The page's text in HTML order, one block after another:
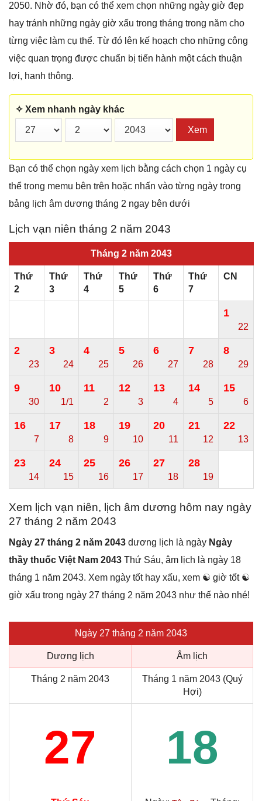
2050. Nhờ đó, bạn có thể xem chọn những ngày giờ đẹp
hay tránh những ngày giờ xấu trong tháng trong năm cho
từng việc làm cụ thể. Từ đó lên kế hoạch cho những công
việc quan trọng được chuẩn bị tiến hành một cách thuận
lợi, hanh thông.
✧ Xem nhanh ngày khác
Xem
Bạn có thể chọn ngày xem lịch bằng cách chọn 1 ngày cụ
thể trong memu bên trên hoặc nhấn vào từng ngày trong
bảng lịch âm dương tháng 2 ngay bên dưới
Lịch vạn niên tháng 2 năm 2043
Tháng 2 năm 2043
Thứ
2
Thứ
3
Thứ
4
Thứ
5
Thứ
6
Thứ
7
CN
1
22
2
23
3
24
4
25
5
26
6
27
7
28
8
29
9
30
10
1/1
11
2
12
3
13
4
14
5
15
6
16
7
17
8
18
9
19
10
20
11
21
12
22
13
23
14
24
15
25
16
26
17
27
18
28
19
Xem lịch vạn niên, lịch âm dương hôm nay ngày
27 tháng 2 năm 2043
Ngày 27 tháng 2 năm 2043 dương lịch là ngày Ngày
thầy thuốc Việt Nam 2043 Thứ Sáu, âm lịch là ngày 18
tháng 1 năm 2043. Xem ngày tốt hay xấu, xem ☯ giờ tốt ☯
giờ xấu trong ngày 27 tháng 2 năm 2043 như thế nào nhé!
Ngày 27 tháng 2 năm 2043
Dương lịch Âm lịch
Tháng 2 năm 2043
Tháng 1 năm 2043 (Quý
Hợi)
27 18